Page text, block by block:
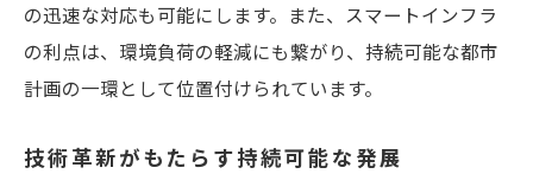
の迅速な対応も可能にします。また、スマートインフラ
の利点は、環境負荷の軽減にも繋がり、持続可能な都市
計画の一環として位置付けられています。
技術革新がもたらす持続可能な発展